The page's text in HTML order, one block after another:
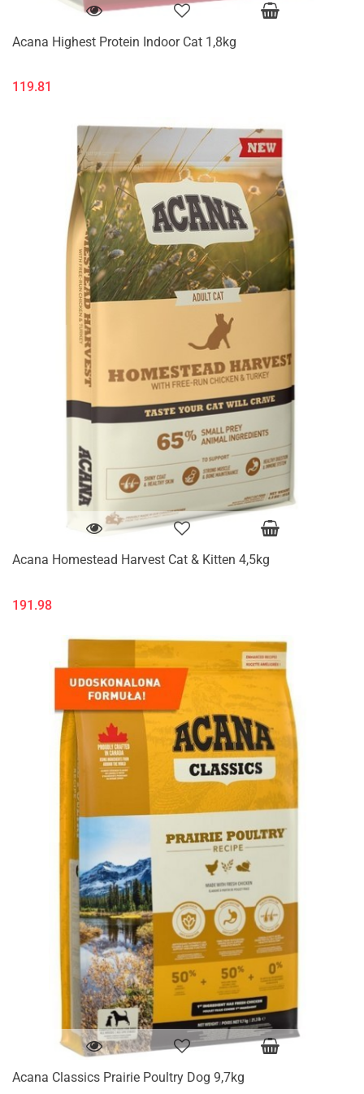
Acana Highest Protein Indoor Cat 1,8kg
119.81
Acana Homestead Harvest Cat & Kitten 4,5kg
191.98
Acana Classics Prairie Poultry Dog 9,7kg